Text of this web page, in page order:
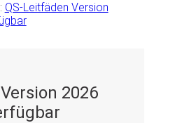
QS-Leitfäden Version
2026